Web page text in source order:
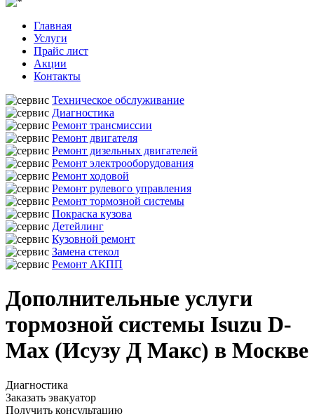
Главная
Услуги
Прайс лист
Акции
Контакты
Техническое обслуживание
Диагностика
Ремонт трансмиссии
Ремонт двигателя
Ремонт дизельных двигателей
Ремонт электрооборудования
Ремонт ходовой
Ремонт рулевого управления
Ремонт тормозной системы
Покраска кузова
Детейлинг
Кузовной ремонт
Замена стекол
Ремонт АКПП
Дополнительные услуги
тормозной системы Isuzu D-
Max (Исузу Д Макс) в Москве
Диагностика
Заказать эвакуатор
Получить консультацию